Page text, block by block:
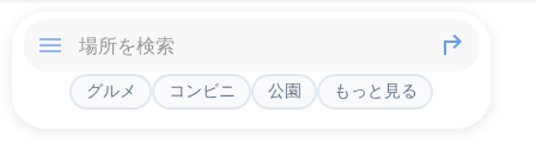
グルメ コンビニ 公園 もっと見る